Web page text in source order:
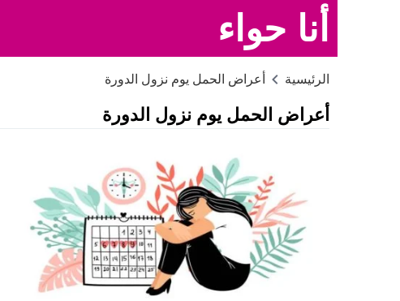
أنا حواء
الرئيسية أعراض الحمل يوم نزول الدورة
أعراض الحمل يوم نزول الدورة